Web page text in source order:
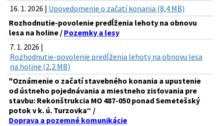
16. 1. 2026 | Upovedomenie o začatí konania (8,4 MB)
Rozhodnutie-povolenie predĺženia lehoty na obnovu
lesa na holine / Pozemky a lesy
7. 1. 2026 |
Rozhodnutie-povolenie predĺženia lehoty na obnovu lesa
na holine (2,2 MB)
"Oznámenie o začatí stavebného konania a upustenie
od ústneho pojednávania a miestneho zisťovania pre
stavbu: Rekonštrukcia MO 487-050 ponad Semetešský
potok v k. ú. Turzovka“ /
Doprava a pozemné komunikácie